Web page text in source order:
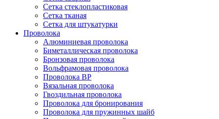
Сетка стеклопластиковая
Сетка тканая
Сетка для штукатурки
Проволока
Алюминиевая проволока
Биметаллическая проволока
Бронзовая проволока
Вольфрамовая проволока
Проволока ВР
Вязальная проволока
Гвоздильная проволока
Проволока для бронирования
Проволока для пружинных шайб